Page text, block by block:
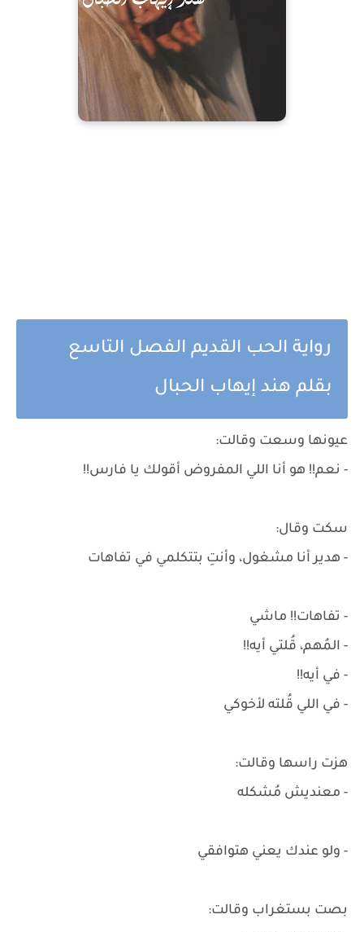
رواية الحب القديم الفصل التاسع
بقلم هند إيهاب الحبال
عيونها وسعت وقالت:
- نعم!! هو أنا اللي المفروض أقولك يا فارس!!
سكت وقال:
- هدير أنا مشغول، وأنتِ بتتكلمي في تفاهات
- تفاهات!! ماشي
- المُهم، قُلتي أيه!!
- في أيه!!
- في اللي قُلته لأخوكي
هزت راسها وقالت:
- معنديش مُشكله
- ولو عندك يعني هتوافقي
بصت بستغراب وقالت: